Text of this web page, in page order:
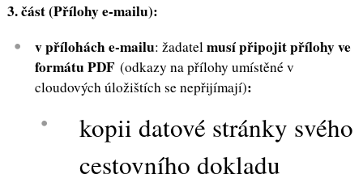
3. část (Přílohy e-mailu):
v přílohách e-mailu: žadatelmusí připojit přílohy ve
formátu PDF(odkazy na přílohy umístěné v
cloudových úložištích se nepřijímají):
kopii datové stránky svého
cestovního dokladu